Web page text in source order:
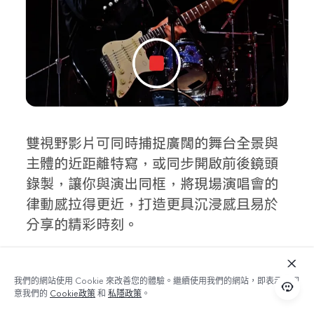
雙視野影片可同時捕捉廣闊的舞台全景與
主體的近距離特寫，或同步開啟前後鏡頭
錄製，讓你與演出同框，將現場演唱會的
律動感拉得更近，打造更具沉浸感且易於
分享的精彩時刻。
我們的網站使用 Cookie 來改善您的體驗。繼續使用我們的網站，即表示您同
意我們的 Cookie政策和 私隱政策 。